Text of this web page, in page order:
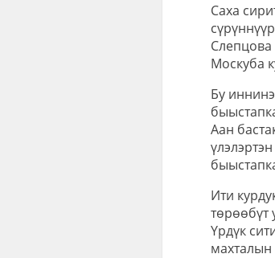
Саха
Слепцова
Москуба
Бу
Аан
Ити
төрөөбүт
Үрдүк
махталын